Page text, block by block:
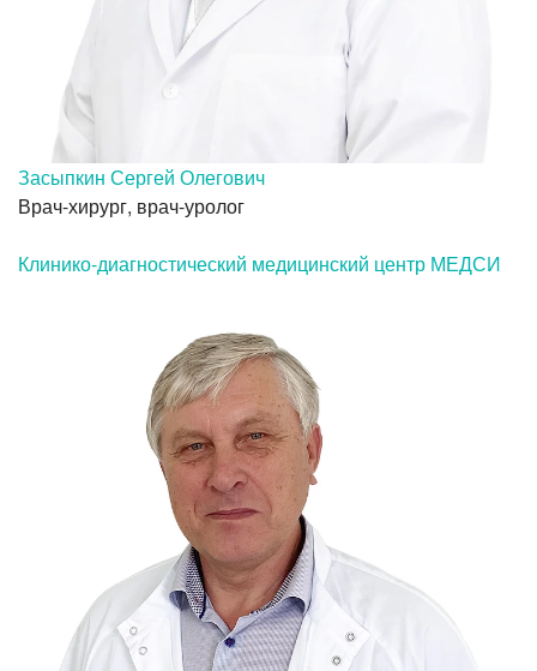
Засыпкин Сергей Олегович
Врач-хирург, врач-уролог
Клинико-диагностический медицинский центр МЕДСИ